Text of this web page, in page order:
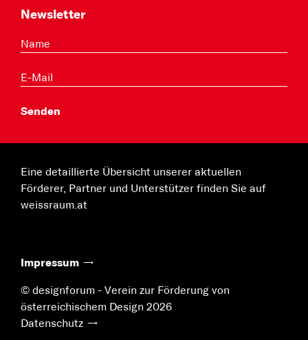
Newsletter
Eine detaillierte Übersicht unserer aktuellen
Förderer, Partner und Unterstützer finden Sie auf
weissraum.at
Impressum
© designforum - Verein zur Förderung von
österreichischem Design 2026
Datenschutz